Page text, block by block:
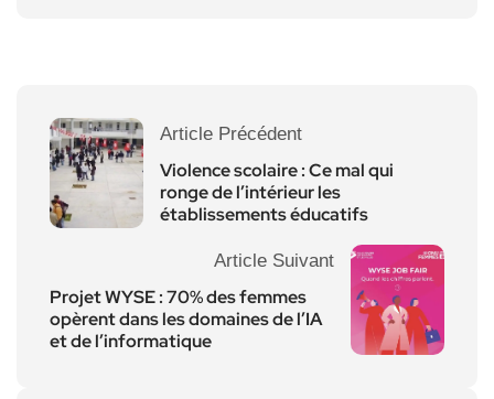
Article Précédent
Violence scolaire : Ce mal qui
ronge de l’intérieur les
établissements éducatifs
Article Suivant
Projet WYSE : 70% des femmes
opèrent dans les domaines de l’IA
et de l’informatique